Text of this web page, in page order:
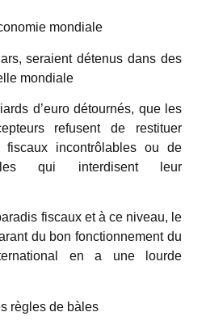
mondiale
seraient détenus dans des
mondiale
d’euro détournés, que les
refusent de restituer
fiscaux incontrôlables ou de
qui interdisent leur
fiscaux et à ce niveau, le
du bon fonctionnement du
en a une lourde
règles de bàles